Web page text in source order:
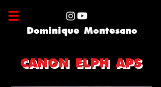
Dominique Montesano
CANON ELPH APS